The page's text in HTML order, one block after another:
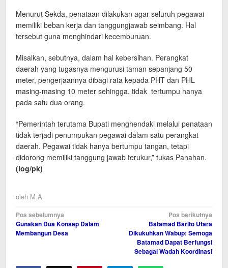
Menurut Sekda, penataan dilakukan agar seluruh pegawai
memiliki beban kerja dan tanggungjawab seimbang. Hal
tersebut guna menghindari kecemburuan.
Misalkan, sebutnya, dalam hal kebersihan. Perangkat
daerah yang tugasnya mengurusi taman sepanjang 50
meter, pengerjaannya dibagi rata kepada PHT dan PHL
masing-masing 10 meter sehingga, tidak tertumpu hanya
pada satu dua orang.
“Pemerintah terutama Bupati menghendaki melalui penataan
tidak terjadi penumpukan pegawai dalam satu perangkat
daerah. Pegawai tidak hanya bertumpu tangan, tetapi
didorong memiliki tanggung jawab terukur,” tukas Panahan.
(log/pk)
oleh M.A
Navigasi
pos
Pos sebelumnya
Gunakan Dua Konsep Dalam
Membangun Desa
Pos berikutnya
Batamad Barito Utara
Dikukuhkan Wabup: Semoga
Batamad Dapat Berfungsi
Sebagai Wadah Koordinasi